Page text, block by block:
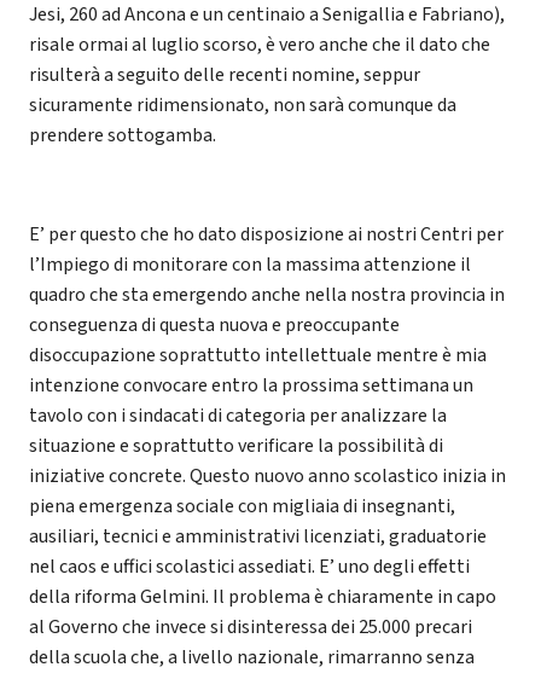
Jesi, 260 ad Ancona e un centinaio a Senigallia e Fabriano),
risale ormai al luglio scorso, è vero anche che il dato che
risulterà a seguito delle recenti nomine, seppur
sicuramente ridimensionato, non sarà comunque da
prendere sottogamba.
E’ per questo che ho dato disposizione ai nostri Centri per
l’Impiego di monitorare con la massima attenzione il
quadro che sta emergendo anche nella nostra provincia in
conseguenza di questa nuova e preoccupante
disoccupazione soprattutto intellettuale mentre è mia
intenzione convocare entro la prossima settimana un
tavolo con i sindacati di categoria per analizzare la
situazione e soprattutto verificare la possibilità di
iniziative concrete. Questo nuovo anno scolastico inizia in
piena emergenza sociale con migliaia di insegnanti,
ausiliari, tecnici e amministrativi licenziati, graduatorie
nel caos e uffici scolastici assediati. E’ uno degli effetti
della riforma Gelmini. Il problema è chiaramente in capo
al Governo che invece si disinteressa dei 25.000 precari
della scuola che, a livello nazionale, rimarranno senza